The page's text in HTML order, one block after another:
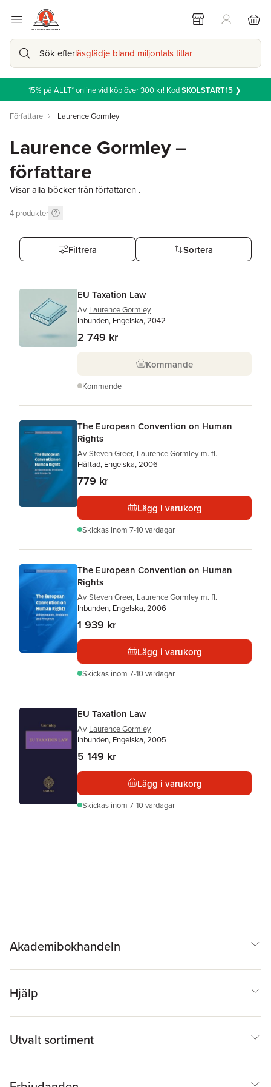
Sök efterläsglädje bland miljontals titlar
15% på ALLT* online vid köp över 300 kr! KodSKOLSTART15❯
Författare Laurence Gormley
Laurence Gormley –
författare
Visar alla böcker från författaren .
4 produkter
Filtrera Sortera
EU Taxation Law
Av Laurence Gormley
Inbunden, Engelska, 2042
2 749 kr
Kommande
Kommande
The European Convention on Human
Rights
Av Steven Greer, Laurence Gormley m. fl.
Häftad, Engelska, 2006
779 kr
Lägg i varukorg
Skickas inom 7-10 vardagar
The European Convention on Human
Rights
Av Steven Greer, Laurence Gormley m. fl.
Inbunden, Engelska, 2006
1 939 kr
Lägg i varukorg
Skickas inom 7-10 vardagar
EU Taxation Law
Av Laurence Gormley
Inbunden, Engelska, 2005
5 149 kr
Lägg i varukorg
Skickas inom 7-10 vardagar
Akademibokhandeln
Hjälp
Utvalt sortiment